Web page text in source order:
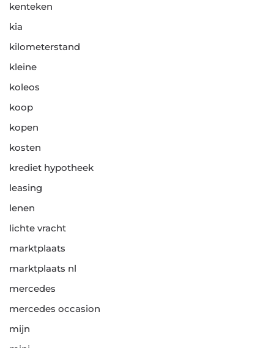
kenteken
kia
kilometerstand
kleine
koleos
koop
kopen
kosten
krediet hypotheek
leasing
lenen
lichte vracht
marktplaats
marktplaats nl
mercedes
mercedes occasion
mijn